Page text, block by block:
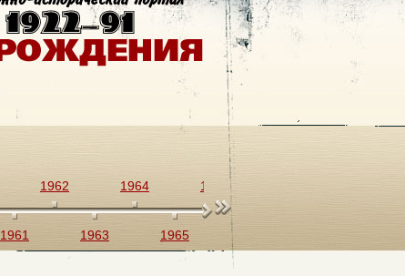
1961
1962
1963
1964
1965
1966